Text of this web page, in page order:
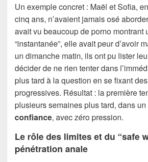
Un exemple concret : Maël et Sofia,
cinq ans, n’avaient jamais osé
avait vu beaucoup de porno montrant
“instantanée”, elle avait peur d’avoir
un dimanche matin, ils ont pu lister
décider de ne rien tenter dans
plus tard à la question en se fixant
progressives. Résultat : la première
plusieurs semaines plus tard, dans
confiance, avec zéro pression.
Le rôle des limites et du “safe
pénétration anale